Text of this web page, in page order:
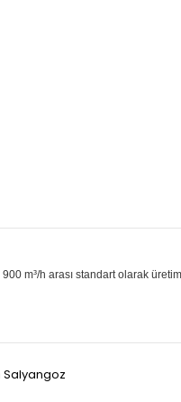
m³/h arası standart olarak